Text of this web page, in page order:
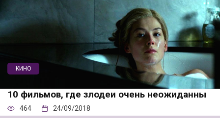
КИНО
10 фильмов, где злодеи очень неожиданны
464 24/09/2018